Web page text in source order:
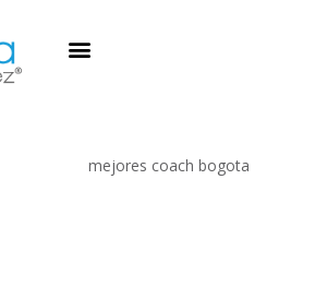
mejores coach bogota